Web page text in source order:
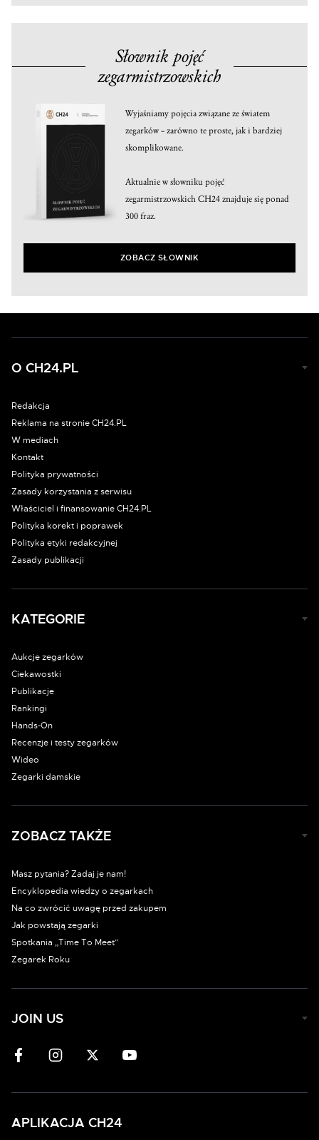
Słownik pojęć
zegarmistrzowskich
Wyjaśniamy pojęcia związane ze światem
zegarków – zarówno te proste, jak i bardziej
skomplikowane.
Aktualnie w słowniku pojęć
zegarmistrzowskich CH24 znajduje się ponad
300 fraz.
ZOBACZ SŁOWNIK
O CH24.PL
Redakcja
Reklama na stronie CH24.PL
W mediach
Kontakt
Polityka prywatności
Zasady korzystania z serwisu
Właściciel i finansowanie CH24.PL
Polityka korekt i poprawek
Polityka etyki redakcyjnej
Zasady publikacji
KATEGORIE
Aukcje zegarków
Ciekawostki
Publikacje
Rankingi
Hands-On
Recenzje i testy zegarków
Wideo
Zegarki damskie
ZOBACZ TAKŻE
Masz pytania? Zadaj je nam!
Encyklopedia wiedzy o zegarkach
Na co zwrócić uwagę przed zakupem
Jak powstają zegarki
Spotkania „Time To Meet”
Zegarek Roku
JOIN US
APLIKACJA CH24